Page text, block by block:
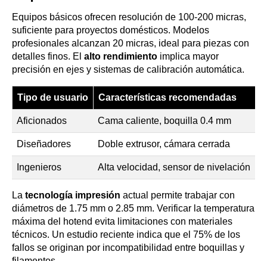
Equipos básicos ofrecen resolución de 100-200 micras,
suficiente para proyectos domésticos. Modelos
profesionales alcanzan 20 micras, ideal para piezas con
detalles finos. El alto rendimiento implica mayor
precisión en ejes y sistemas de calibración automática.
Tipo de usuario Características recomendadas
Aficionados Cama caliente, boquilla 0.4 mm
Diseñadores Doble extrusor, cámara cerrada
Ingenieros Alta velocidad, sensor de nivelación
La tecnología impresión actual permite trabajar con
diámetros de 1.75 mm o 2.85 mm. Verificar la temperatura
máxima del hotend evita limitaciones con materiales
técnicos. Un estudio reciente indica que el 75% de los
fallos se originan por incompatibilidad entre boquillas y